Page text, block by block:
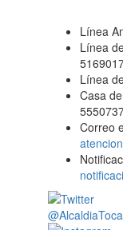
Línea
Línea
Línea
Casa
Correo
@AlcaldiaToca